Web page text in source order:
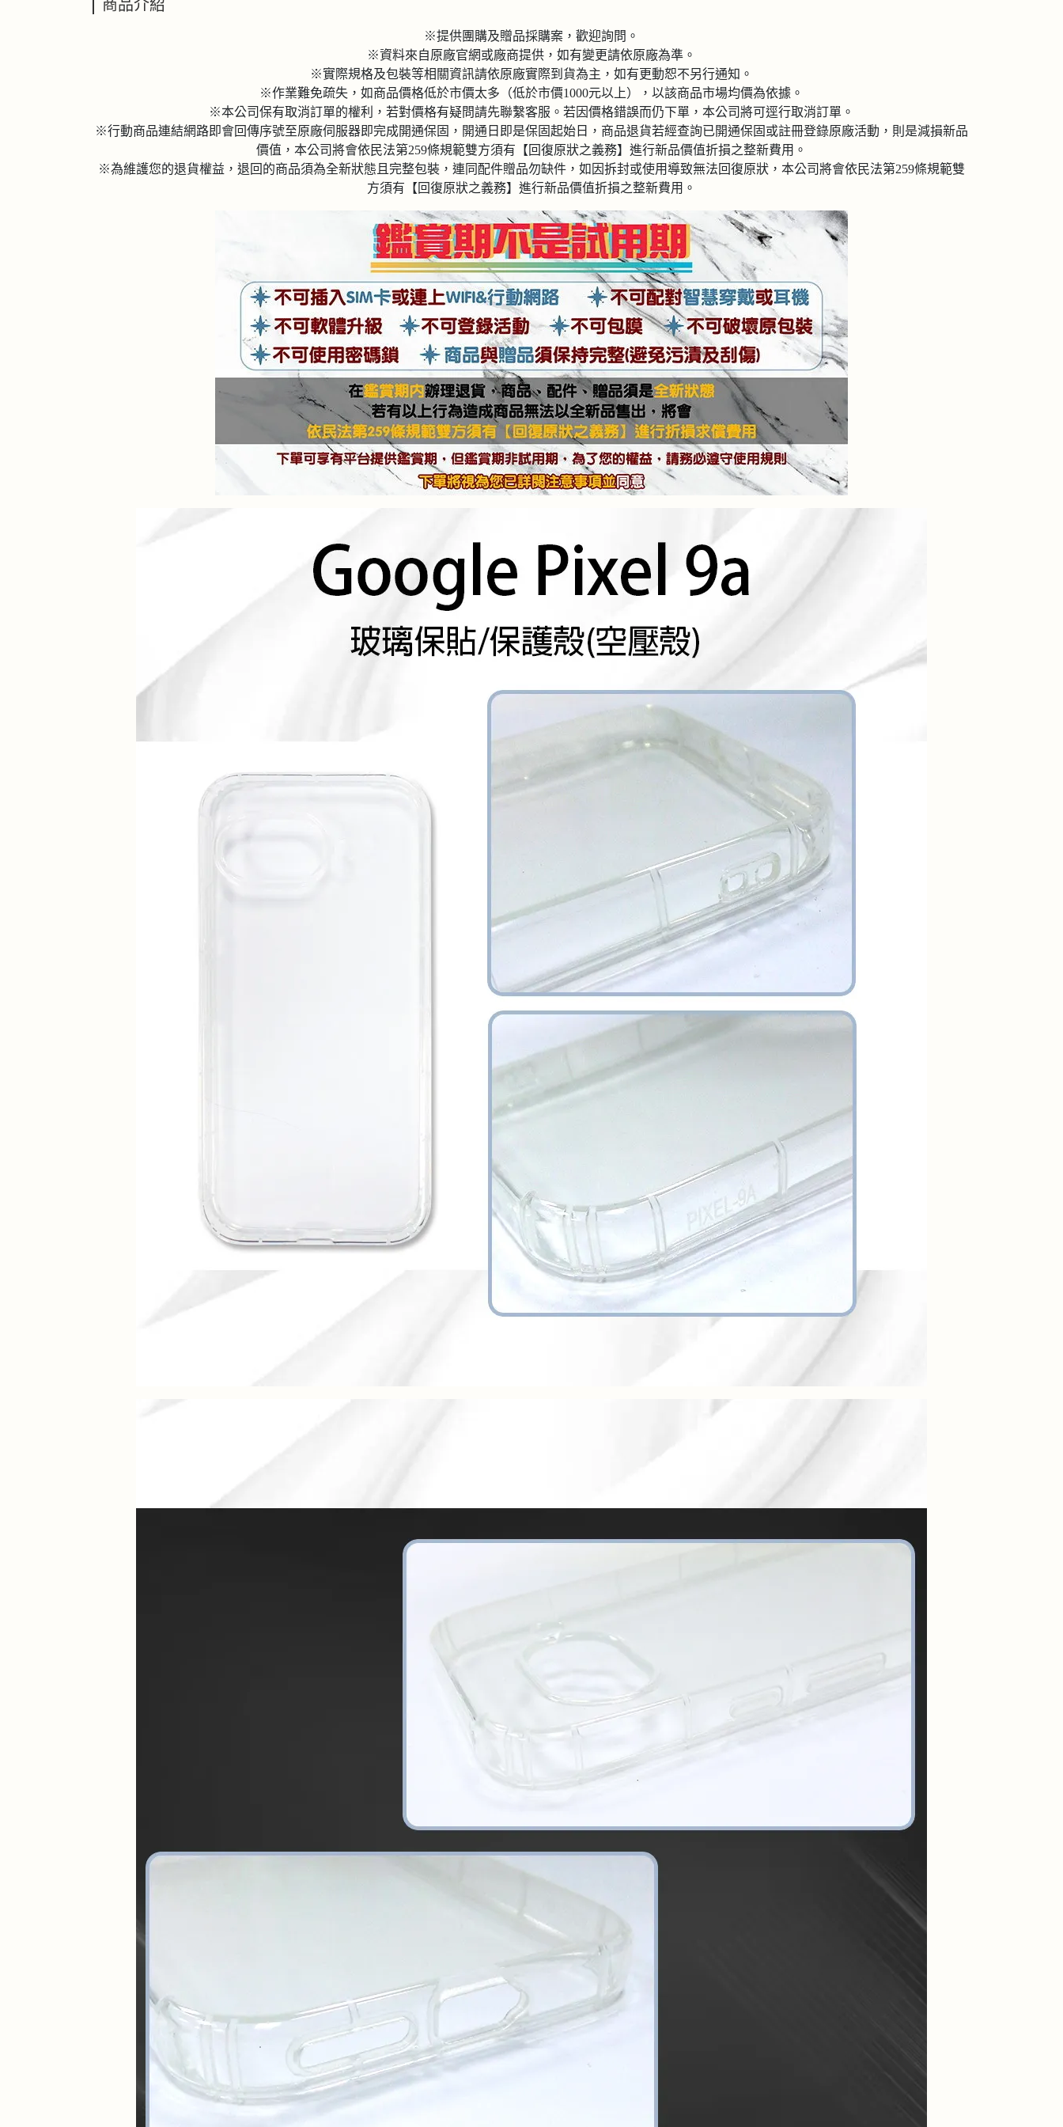
商品介紹
※提供團購及贈品採購案，歡迎詢問。
※資料來自原廠官網或廠商提供，如有變更請依原廠為準。
※實際規格及包裝等相關資訊請依原廠實際到貨為主，如有更動恕不另行通知。
※作業難免疏失，如商品價格低於市價太多（低於市價1000元以上），以該商品市場均價為依據。
※本公司保有取消訂單的權利，若對價格有疑問請先聯繫客服。若因價格錯誤而仍下單，本公司將可逕行取消訂單。
※行動商品連結網路即會回傳序號至原廠伺服器即完成開通保固，開通日即是保固起始日，商品退貨若經查詢已開通保固或註冊登錄原廠活動，則是減損新品
價值，本公司將會依民法第259條規範雙方須有【回復原狀之義務】進行新品價值折損之整新費用。
※為維護您的退貨權益，退回的商品須為全新狀態且完整包裝，連同配件贈品勿缺件，如因拆封或使用導致無法回復原狀，本公司將會依民法第259條規範雙
方須有【回復原狀之義務】進行新品價值折損之整新費用。